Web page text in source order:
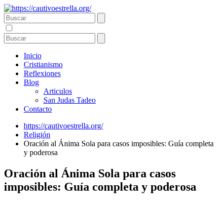
Inicio
Cristianismo
Reflexiones
Blog
Articulos
San Judas Tadeo
Contacto
https://cautivoestrella.org/
Religión
Oración al Ánima Sola para casos imposibles: Guía completa
y poderosa
Oración al Ánima Sola para casos
imposibles: Guía completa y poderosa